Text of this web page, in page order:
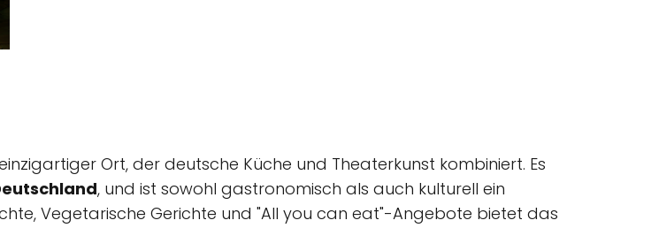
Ort, der deutsche Küche und Theaterkunst kombiniert. Es
, und ist sowohl gastronomisch als auch kulturell ein
Vegetarische Gerichte und "All you can eat"-Angebote bietet das